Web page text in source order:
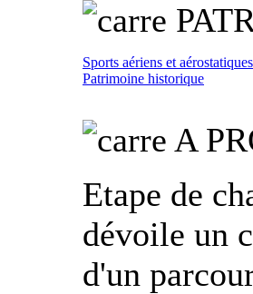
Sports aériens et aérostatiques
Patrimoine historique
A
Etape de
dévoile un
d'un